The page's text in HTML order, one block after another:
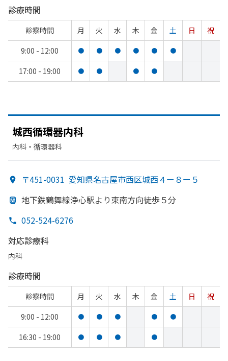
診療時間
診察時間 月 火 水 木 金 土 日
祝
9:00 - 12:00
● ● ● ● ● ●
17:00 - 19:00 ● ● ● ●
城西循環器内科
内科・​循環器科
〒451-0031 愛知県名古屋市西区城西４ー８ー５
地下鉄鶴舞線浄心駅より東南方向徒歩５分
052-524-6276
対応診療科
内科
診療時間
診察時間 月 火 水 木 金 土 日
祝
9:00 - 12:00
● ● ● ● ●
16:30 - 19:00 ● ● ● ●